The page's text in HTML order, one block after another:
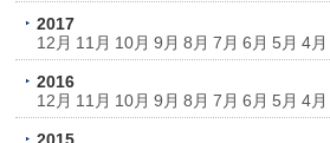
2017
12月 11月 10月 9月 8月 7月 6月 5月 4月
2016
12月 11月 10月 9月 8月 7月 6月 5月 4月
2015